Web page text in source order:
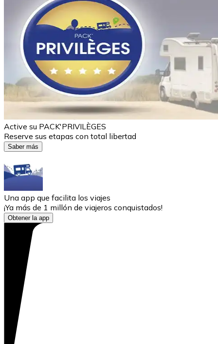
Active su PACK'PRIVILÈGES
Reserve sus etapas con total libertad
Saber más
Una app que facilita los viajes
¡Ya más de 1 millón de viajeros conquistados!
Obtener la app